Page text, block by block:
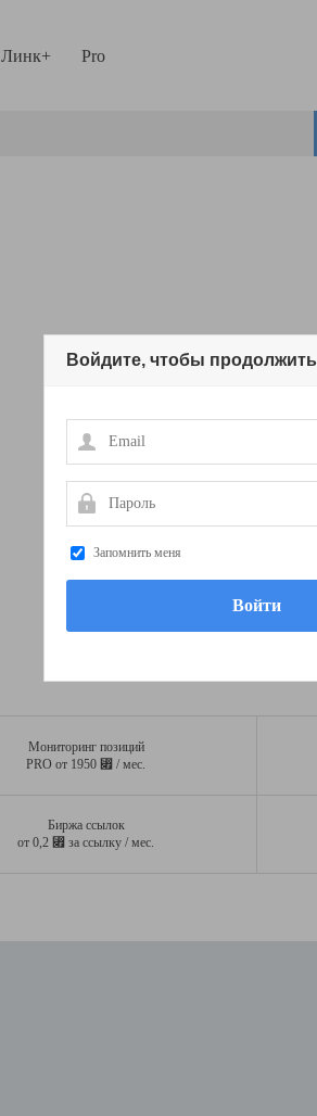
Линк+ Pro
Мониторинг позиций
PRO от 1950 ⃏ / мес.
Биржа ссылок
от 0,2 ⃏ за ссылку / мес.
Войдите, чтобы продолжить
Email
Пароль
Запомнить меня